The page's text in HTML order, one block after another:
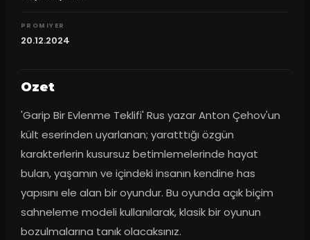
PROMIYER
20.12.2024
Ozet
'Garip Bir Evlenme Teklifi' Rus yazar Anton Çehov'un
kült eserinden uyarlanan; yaratttığı özgün
karakterlerin kusursuz betimlemelerinde hayat
bulan, yaşamın ve içindeki insanın kendine has
yapısını ele alan bir oyundur. Bu oyunda açık biçim
sahneleme modeli kullanılarak, klasik bir oyunun
bozulmalarına tanık olacaksınız.